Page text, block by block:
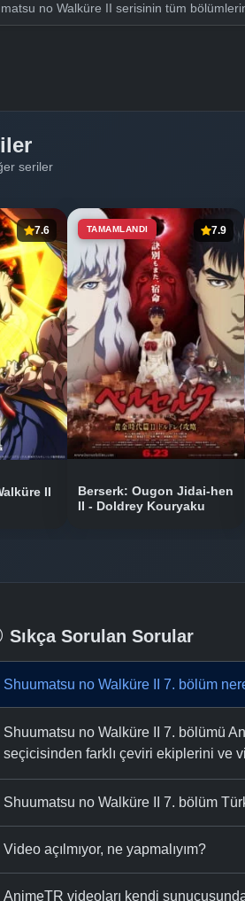
no Walküre II serisinin tüm
seriler
7.6
II
TAMAMLANDI 7.9
Berserk: Ougon Jidai-hen
II - Doldrey Kouryaku
Sıkça Sorulan Sorular
Shuumatsu no Walküre II 7. bölüm
Shuumatsu no Walküre II 7. bölümü
seçicisinden farklı çeviri ekiplerini ve
Shuumatsu no Walküre II 7. bölüm
Video açılmıyor, ne yapmalıyım?
AnimeTR videoları kendi sunucusunda